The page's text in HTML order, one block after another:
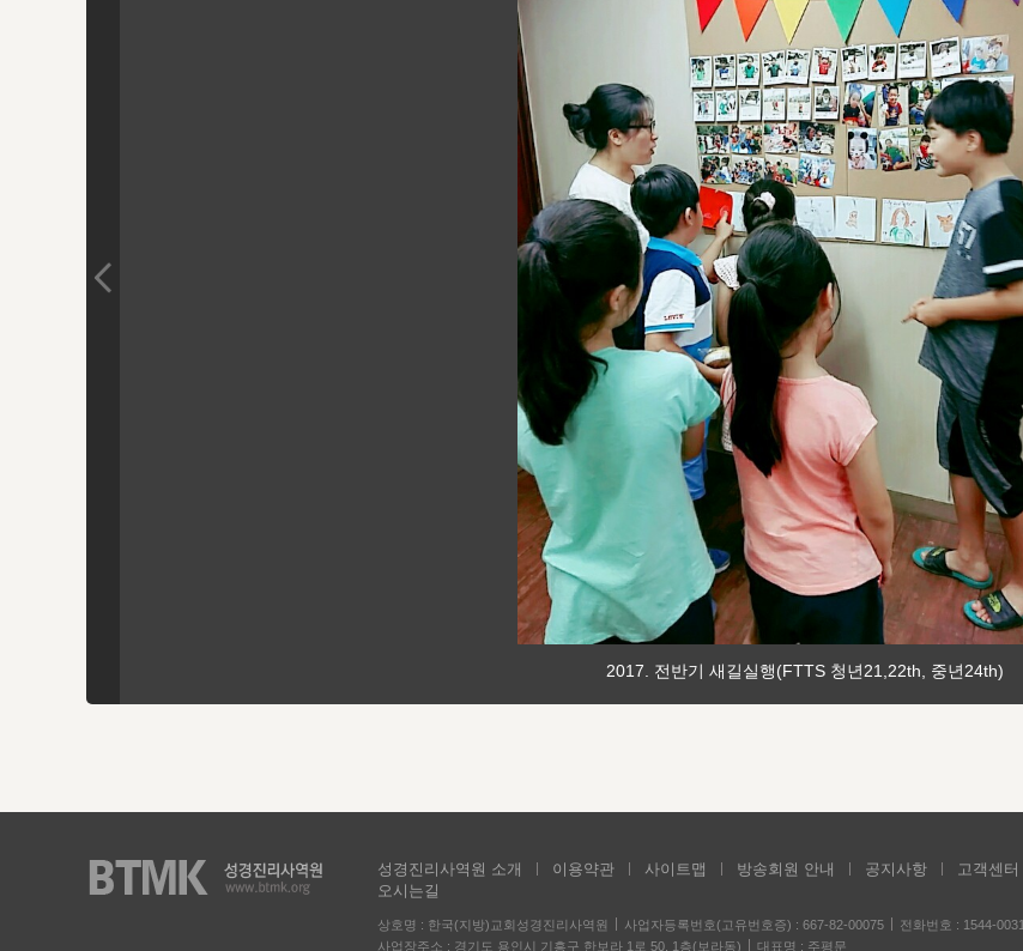
2017. 전반기 새길실행(FTTS 청년21,22th, 중년24th)
성경진리사역원 소개 이용약관 사이트맵 방송회원 안내 공지사항
고객센터
오시는길
상호명 : 한국(지방)교회성경진리사역원 사업자등록번호(고유번호증) : 667-82-00075
전화번호 : 1544-0031
사업장주소 : 경기도 용인시 기흥구 한보라 1로 50, 1층(보라동)
대표명 : 주평문